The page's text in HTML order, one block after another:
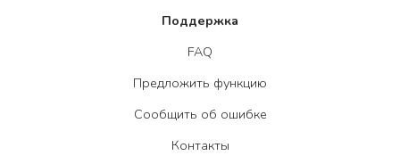
Поддержка
FAQ
Предложить функцию
Сообщить об ошибке
Контакты